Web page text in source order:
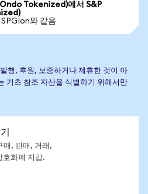
Tokenized)에서 S&P
와 같음
행, 후원, 보증하거나 제휴한 것이 아
기초 참조 자산을 식별하기 위해서만
매, 판매, 거래,
호화폐 지갑.